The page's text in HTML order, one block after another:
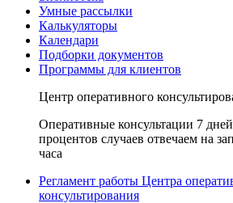
Умные рассылки
Калькуляторы
Календари
Подборки документов
Программы для клиентов
Центр оперативного
Оперативные консультации 7
процентов случаев отвечаем на
часа
Регламент работы Центра
консультирования